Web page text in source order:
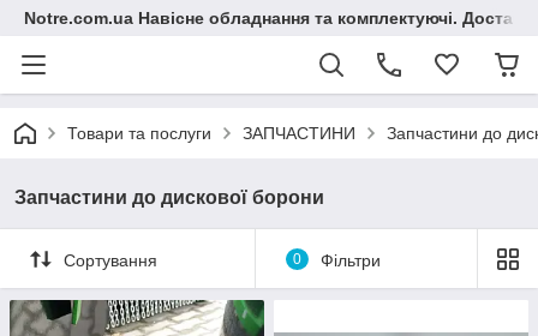
Notre.com.ua Навісне обладнання та комплектуючі.
Товари та послуги ЗАПЧАСТИНИ Запчастини до
Запчастини до дискової борони
Сортування 0 Фільтри